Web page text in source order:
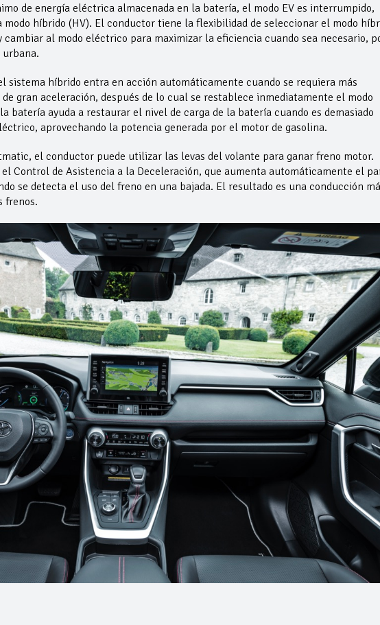
de energía eléctrica almacenada en la batería, el modo EV es interrumpido,
híbrido (HV). El conductor tiene la flexibilidad de seleccionar el modo
al modo eléctrico para maximizar la eficiencia cuando sea necesario,
sistema híbrido entra en acción automáticamente cuando se requiera más
gran aceleración, después de lo cual se restablece inmediatamente el modo
batería ayuda a restaurar el nivel de carga de la batería cuando es demasiado
aprovechando la potencia generada por el motor de gasolina.
el conductor puede utilizar las levas del volante para ganar freno motor.
Control de Asistencia a la Deceleración, que aumenta automáticamente el
se detecta el uso del freno en una bajada. El resultado es una conducción
frenos.